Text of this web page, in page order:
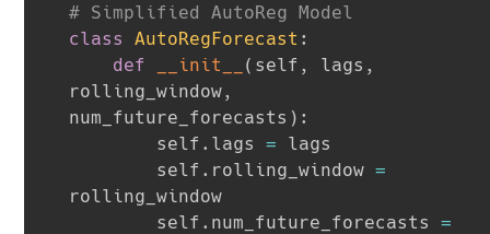
# Simplified AutoReg Model
class
AutoRegForecast :
def
__init__ ( self , lags ,
rolling_window,
num_future_forecasts ) :
        self
. lags = lags
        self
. rolling_window =
rolling_window
        self
. num_future_forecasts =